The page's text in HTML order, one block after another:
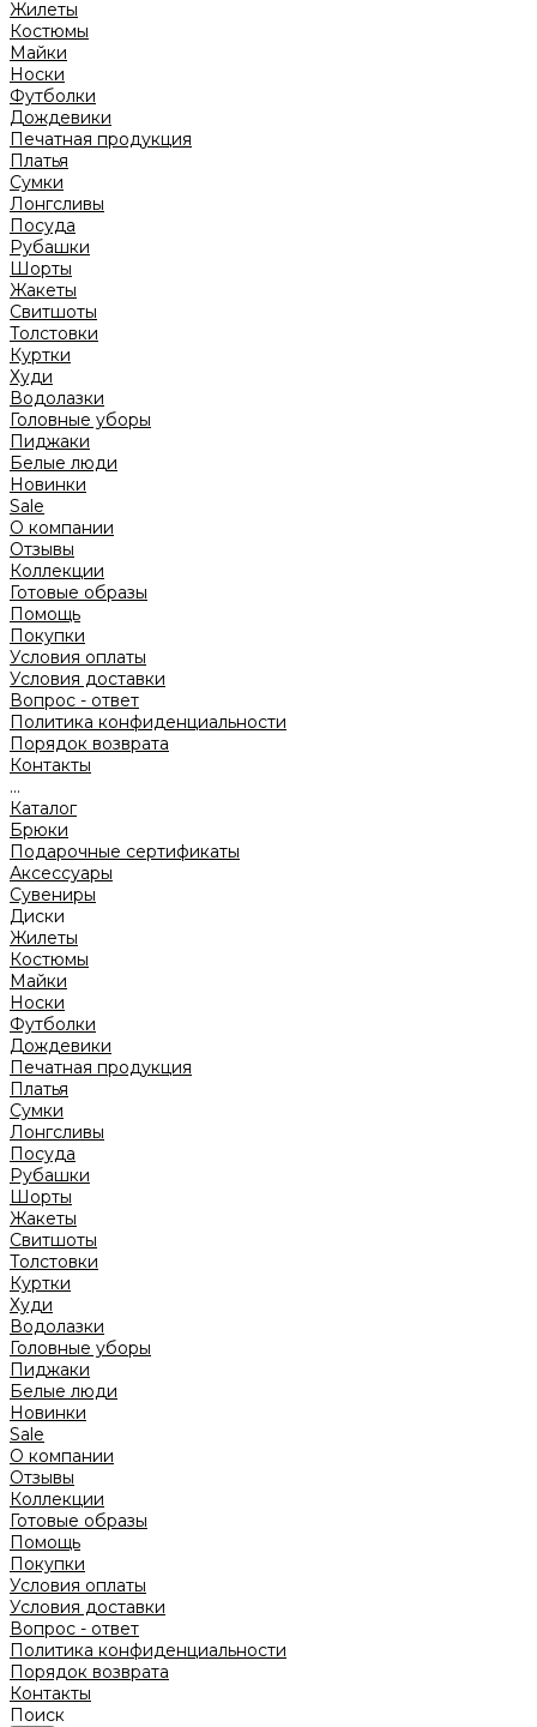
Жилеты
Костюмы
Майки
Носки
Футболки
Дождевики
Печатная продукция
Платья
Сумки
Лонгсливы
Посуда
Рубашки
Шорты
Жакеты
Свитшоты
Толстовки
Куртки
Худи
Водолазки
Головные уборы
Пиджаки
Белые люди
Новинки
Sale
О компании
Отзывы
Коллекции
Готовые образы
Помощь
Покупки
Условия оплаты
Условия доставки
Вопрос - ответ
Политика конфиденциальности
Порядок возврата
Контакты
...
Каталог
Брюки
Подарочные сертификаты
Аксессуары
Сувениры
Диски
Жилеты
Костюмы
Майки
Носки
Футболки
Дождевики
Печатная продукция
Платья
Сумки
Лонгсливы
Посуда
Рубашки
Шорты
Жакеты
Свитшоты
Толстовки
Куртки
Худи
Водолазки
Головные уборы
Пиджаки
Белые люди
Новинки
Sale
О компании
Отзывы
Коллекции
Готовые образы
Помощь
Покупки
Условия оплаты
Условия доставки
Вопрос - ответ
Политика конфиденциальности
Порядок возврата
Контакты
Поиск